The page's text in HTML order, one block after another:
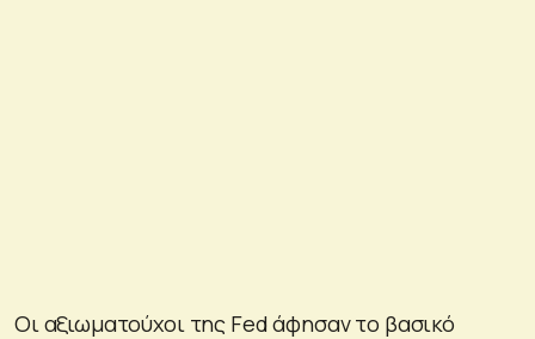
Οι αξιωματούχοι της Fed άφησαν το βασικό